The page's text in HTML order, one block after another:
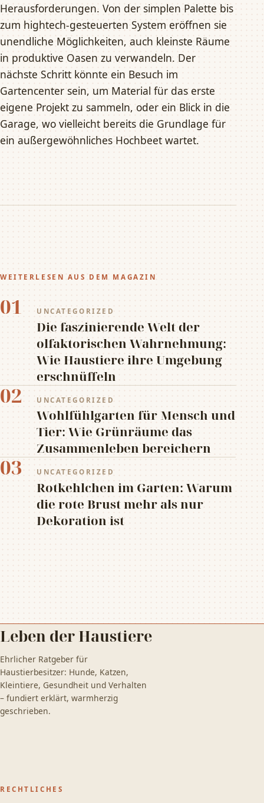
Herausforderungen. Von der simplen Palette bis
zum hightech-gesteuerten System eröffnen sie
unendliche Möglichkeiten, auch kleinste Räume
in produktive Oasen zu verwandeln. Der
nächste Schritt könnte ein Besuch im
Gartencenter sein, um Material für das erste
eigene Projekt zu sammeln, oder ein Blick in die
Garage, wo vielleicht bereits die Grundlage für
ein außergewöhnliches Hochbeet wartet.
WEITERLESEN AUS DEM MAGAZIN
01 UNCATEGORIZED
Die faszinierende Welt der
olfaktorischen Wahrnehmung:
Wie Haustiere ihre Umgebung
erschnüffeln
02 UNCATEGORIZED
Wohlfühlgarten für Mensch und
Tier: Wie Grünräume das
Zusammenleben bereichern
03 UNCATEGORIZED
Rotkehlchen im Garten: Warum
die rote Brust mehr als nur
Dekoration ist
Leben der Haustiere
Ehrlicher Ratgeber für
Haustierbesitzer: Hunde, Katzen,
Kleintiere, Gesundheit und Verhalten
– fundiert erklärt, warmherzig
geschrieben.
RECHTLICHES